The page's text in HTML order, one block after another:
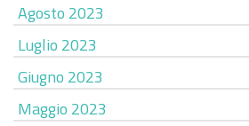
Agosto 2023
Luglio 2023
Giugno 2023
Maggio 2023